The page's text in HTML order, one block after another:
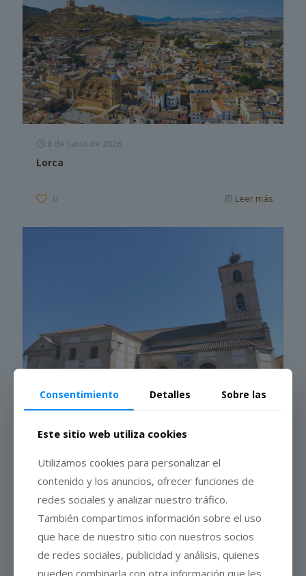
8 de junio de 2026
Lorca
0 Leer más
El Carpio de Tajo
0
Consentimiento Detalles Sobre las
Este sitio web utiliza cookies
Utilizamos cookies para personalizar el
contenido y los anuncios, ofrecer funciones de
redes sociales y analizar nuestro tráfico.
También compartimos información sobre el uso
que hace de nuestro sitio con nuestros socios
de redes sociales, publicidad y análisis, quienes
pueden combinarla con otra información que les